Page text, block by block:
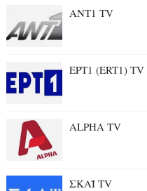
ANT1 TV
ΕΡΤ1 (ERT1)
ALPHA TV
ΣΚΑΪ TV